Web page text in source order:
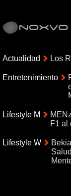
Actualidad Los
Entretenimiento
Lifestyle M
F1 al
Lifestyle W Bekia
Salud